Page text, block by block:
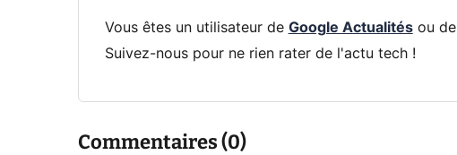
Vous êtes un utilisateur de Google Actualitésou de
Suivez-nous pour ne rien rater de l'actu tech !
Commentaires (0)